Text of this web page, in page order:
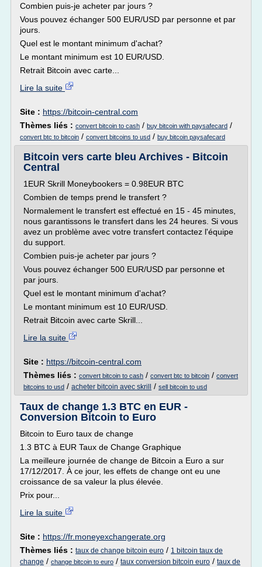
Combien puis-je acheter par jours ?
Vous pouvez échanger 500 EUR/USD par personne et par
jours.
Quel est le montant minimum d'achat?
Le montant minimum est 10 EUR/USD.
Retrait Bitcoin avec carte...
Lire la suite
Site : https://bitcoin-central.com
Thèmes liés : convert bitcoin to cash / buy bitcoin with paysafecard /
convert btc to bitcoin / convert bitcoins to usd / buy bitcoin paysafecard
Bitcoin vers carte bleu Archives - Bitcoin
Central
1EUR Skrill Moneybookers = 0.98EUR BTC
Combien de temps prend le transfert ?
Normalement le transfert est effectué en 15 - 45 minutes,
nous garantissons le transfert dans les 24 heures. Si vous
avez un problème avec votre transfert contactez l'équipe
du support.
Combien puis-je acheter par jours ?
Vous pouvez échanger 500 EUR/USD par personne et
par jours.
Quel est le montant minimum d'achat?
Le montant minimum est 10 EUR/USD.
Retrait Bitcoin avec carte Skrill...
Lire la suite
Site : https://bitcoin-central.com
Thèmes liés : convert bitcoin to cash / convert btc to bitcoin / convert
bitcoins to usd / acheter bitcoin avec skrill / sell bitcoin to usd
Taux de change 1.3 BTC en EUR -
Conversion Bitcoin to Euro
Bitcoin to Euro taux de change
1.3 BTC à EUR Taux de Change Graphique
La meilleure journée de change de Bitcoin a Euro a sur
17/12/2017. À ce jour, les effets de change ont eu une
croissance de sa valeur la plus élevée.
Prix pour...
Lire la suite
Site : https://fr.moneyexchangerate.org
Thèmes liés : taux de change bitcoin euro / 1 bitcoin taux de
change / change bitcoin to euro / taux conversion bitcoin euro / taux de